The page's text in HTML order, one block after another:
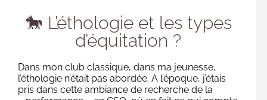
🐎 L’éthologie et les types
d’équitation ?
Dans mon club classique, dans ma jeunesse,
l’éthologie n’était pas abordée. A l’époque, j’étais
pris dans cette ambiance de recherche de la